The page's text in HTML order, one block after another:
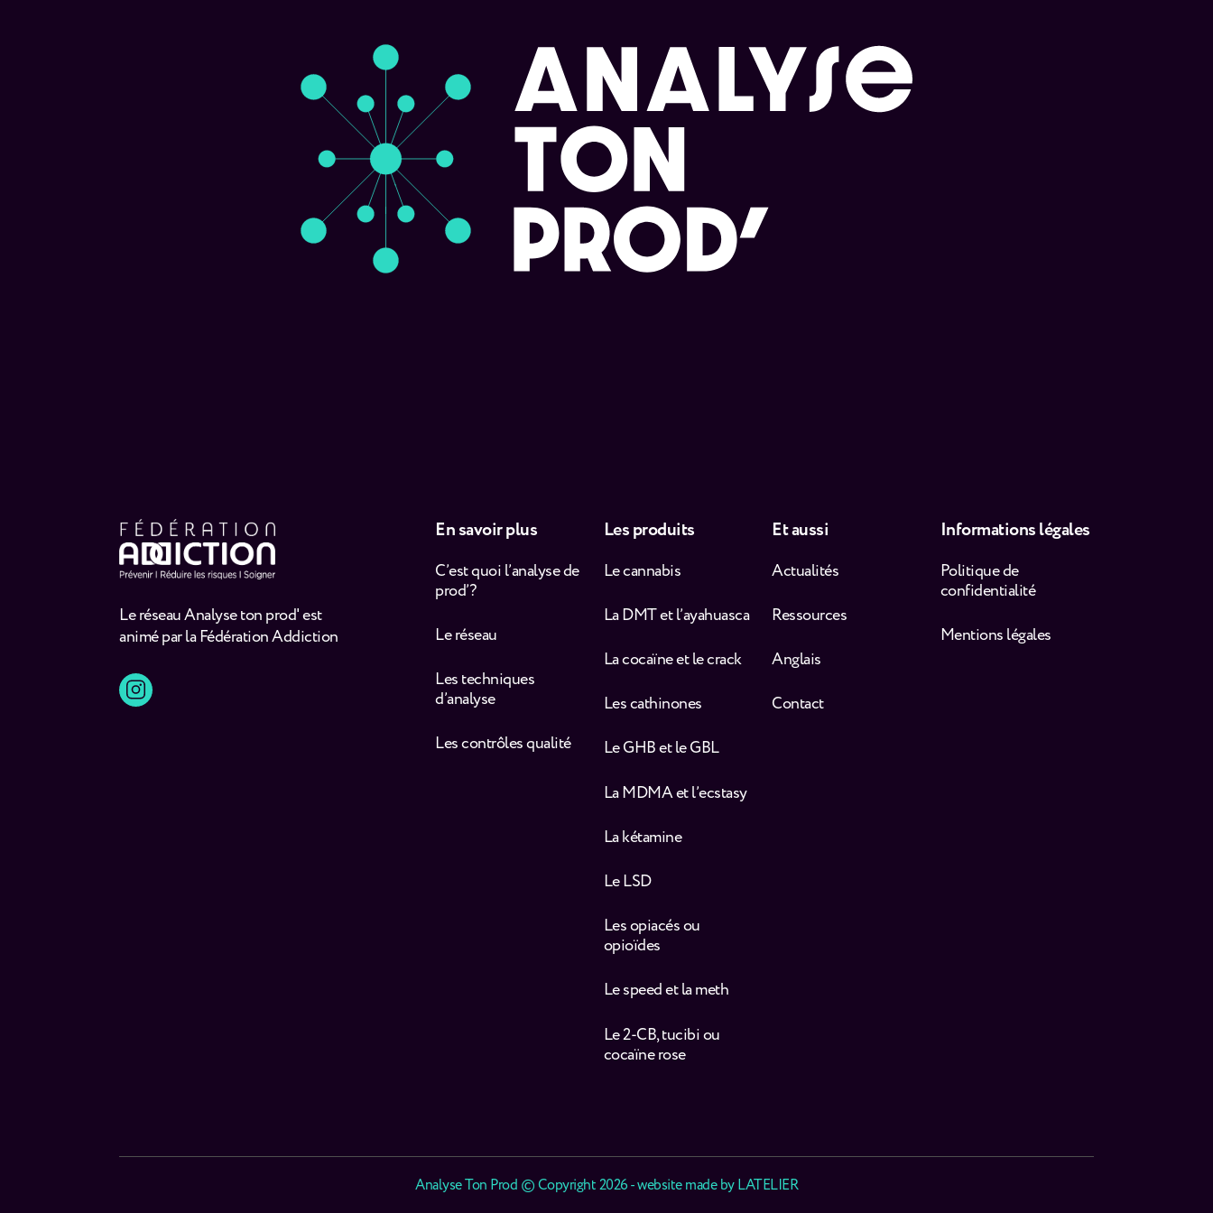
Le réseau Analyse ton prod' est
animé par la Fédération Addiction
En savoir plus
C’est quoi l’analyse de
prod’ ?
Le réseau
Les techniques
d’analyse
Les contrôles qualité
Les produits
Le cannabis
La DMT et l’ayahuasca
La cocaïne et le crack
Les cathinones
Le GHB et le GBL
La MDMA et l’ecstasy
La kétamine
Le LSD
Les opiacés ou
opioïdes
Le speed et la meth
Le 2-CB, tucibi ou
cocaïne rose
Et aussi
Actualités
Ressources
Anglais
Contact
Informations légales
Politique de
confidentialité
Mentions légales
Analyse Ton Prod © Copyright 2026 - website made byLATELIER